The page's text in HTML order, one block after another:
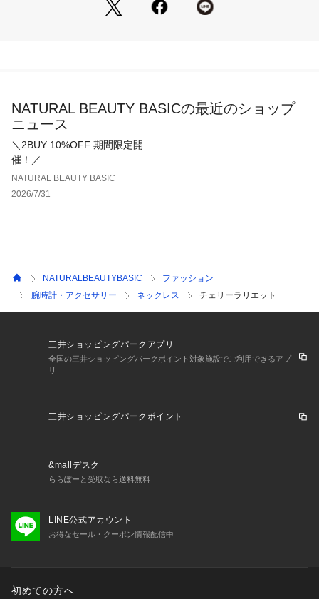
NATURAL BEAUTY BASICの最近のショップ
ニュース
＼2BUY 10%OFF 期間限定開
催！／
NATURAL BEAUTY BASIC
2026/7/31
NATURALBEAUTYBASIC
ファッション
腕時計・アクセサリー
ネックレス チェリーラリエット
三井ショッピングパークアプリ
全国の三井ショッピングパークポイント対象施設でご利用できるアプ
リ
三井ショッピングパークポイント
&mallデスク
ららぽーと受取なら送料無料
LINE公式アカウント
お得なセール・クーポン情報配信中
初めての方へ